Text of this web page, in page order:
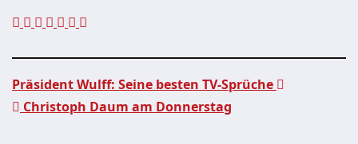
Präsident Wulff: Seine besten TV-Sprüche
Christoph Daum am Donnerstag